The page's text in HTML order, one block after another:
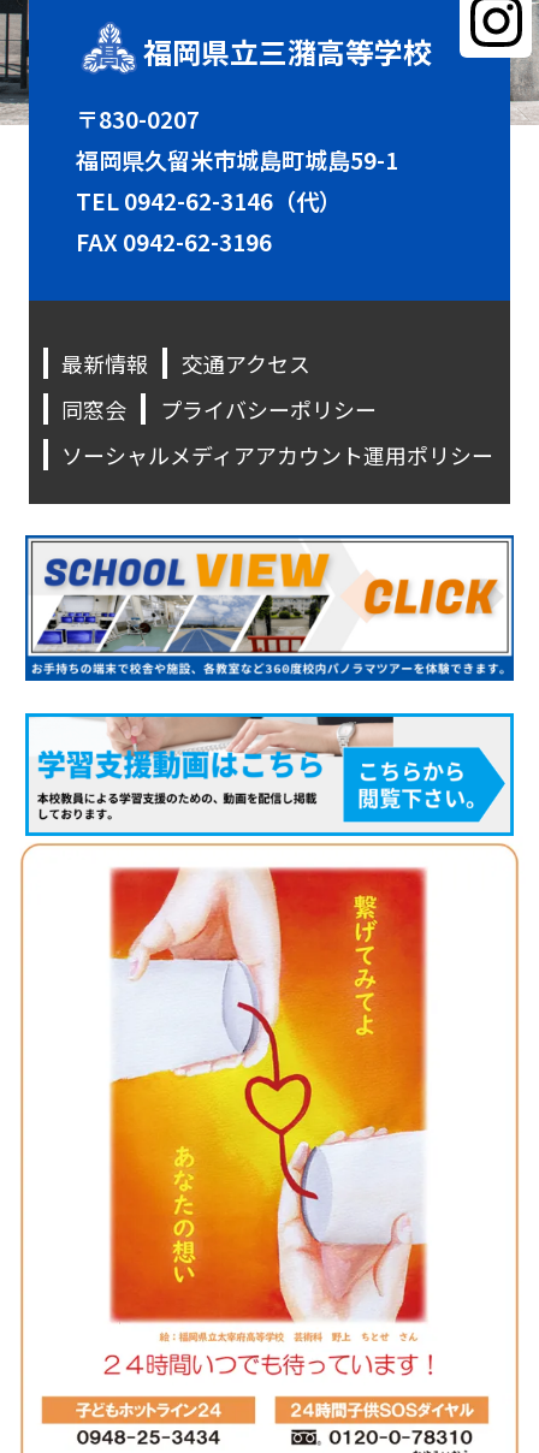
福岡県立三潴高等学校
〒830-0207
福岡県久留米市城島町城島59-1
TEL0942-62-3146（代）
FAX 0942-62-3196
最新情報
交通アクセス
同窓会
プライバシーポリシー
ソーシャルメディアアカウント運用ポリシー